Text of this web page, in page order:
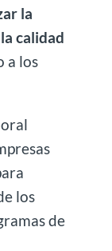
la
calidad
a los
los
de